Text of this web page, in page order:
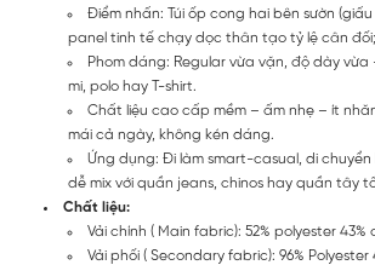
Điểm nhấn: Túi ốp cong hai bên sườn
panel tinh tế chạy dọc thân tạo tỷ lệ cân
Phom dáng: Regular vừa vặn, độ dày
mi, polo hay T-shirt.
Chất liệu cao cấp mềm – ấm nhẹ – ít
mái cả ngày, không kén dáng.
Ứng dụng: Đi làm smart-casual, di chuyển
dễ mix với quần jeans, chinos hay quần tây
Chất liệu:
Vải chính ( Main fabric): 52% polyester
Vải phối ( Secondary fabric): 96% Polyester